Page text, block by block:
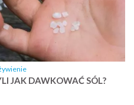
JAK DAWKOWAĆ SÓL?